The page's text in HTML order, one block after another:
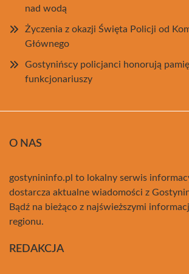
nad wodą
Życzenia z okazji Święta Policji od
Głównego
Gostynińscy policjanci honorują
funkcjonariuszy
O NAS
gostynininfo.pl to lokalny serwis
dostarcza aktualne wiadomości z
Bądź na bieżąco z najświeższymi
regionu.
REDAKCJA